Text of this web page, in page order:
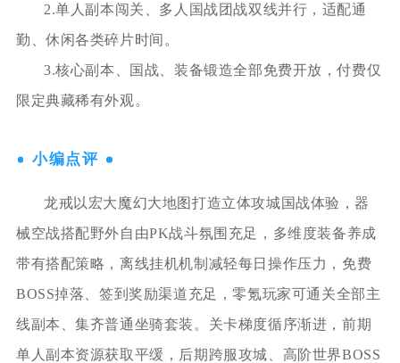
2.单人副本闯关、多人国战团战双线并行，适配通
勤、休闲各类碎片时间。
3.核心副本、国战、装备锻造全部免费开放，付费仅
限定典藏稀有外观。
小编点评
龙戒以宏大魔幻大地图打造立体攻城国战体验，器
械空战搭配野外自由PK战斗氛围充足，多维度装备养成
带有搭配策略，离线挂机机制减轻每日操作压力，免费
BOSS掉落、签到奖励渠道充足，零氪玩家可通关全部主
线副本、集齐普通坐骑套装。关卡梯度循序渐进，前期
单人副本资源获取平缓，后期跨服攻城、高阶世界BOSS